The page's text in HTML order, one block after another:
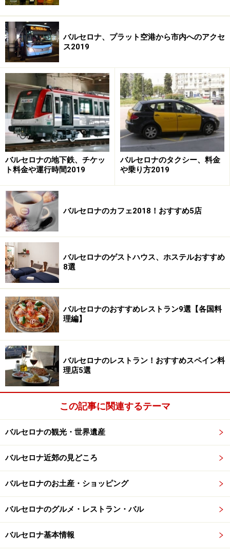
バルセロナ、プラット空港から市内へのアクセ
ス2019
バルセロナの地下鉄、チケッ
ト料金や運行時間2019
バルセロナのタクシー、料金
や乗り方2019
バルセロナのカフェ2018！おすすめ5店
バルセロナのゲストハウス、ホステルおすすめ
8選
バルセロナのおすすめレストラン9選【各国料
理編】
バルセロナのレストラン！おすすめスペイン料
理店5選
この記事に関連するテーマ
バルセロナの観光・世界遺産
バルセロナ近郊の見どころ
バルセロナのお土産・ショッピング
バルセロナのグルメ・レストラン・バル
バルセロナ基本情報